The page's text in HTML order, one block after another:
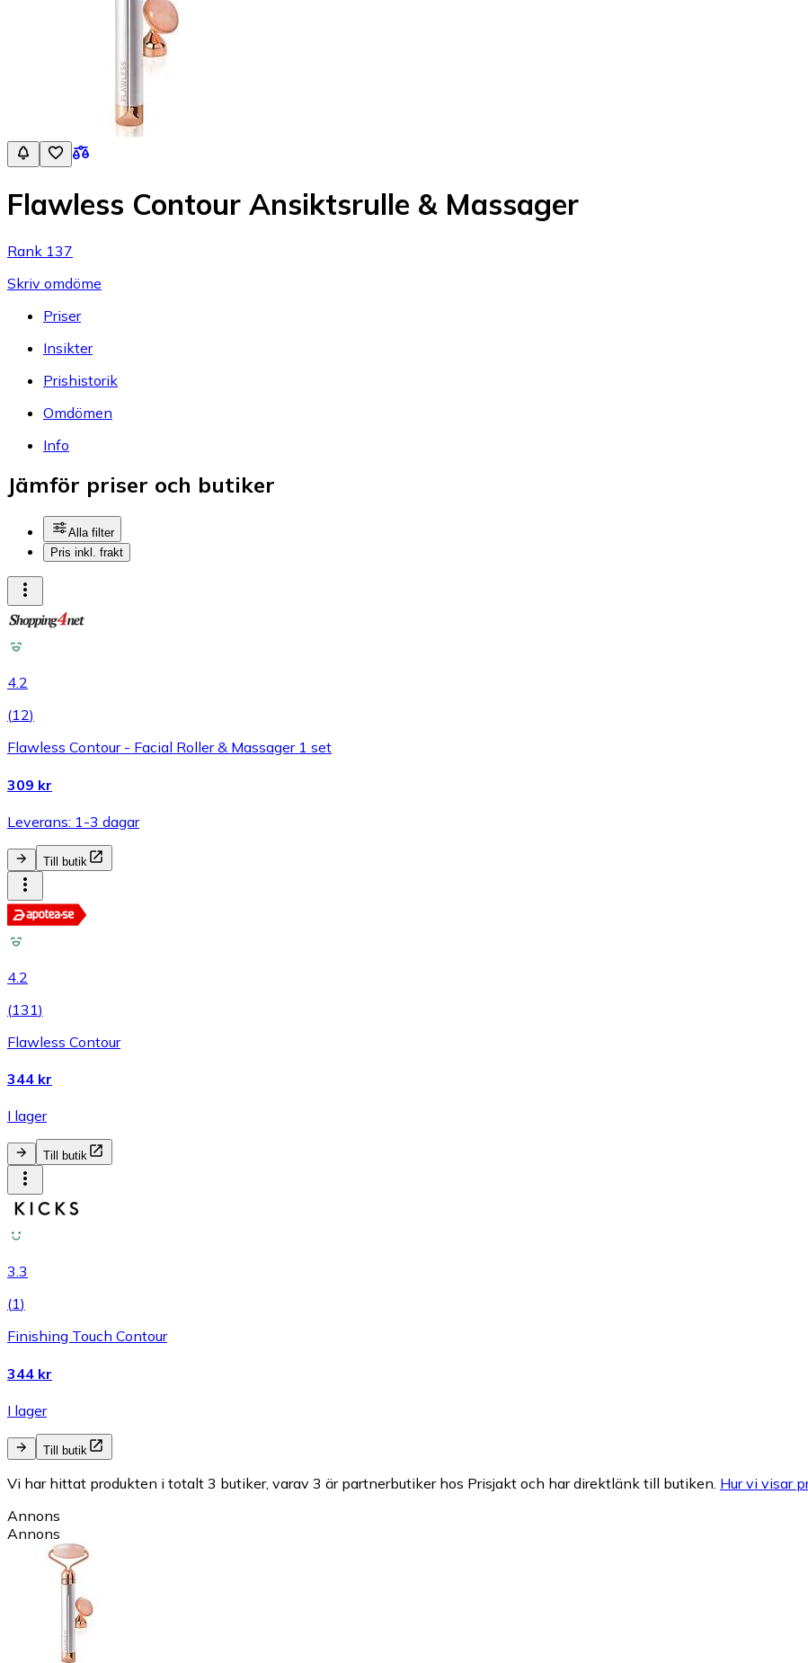
Flawless Contour Ansiktsrulle & Massager
Rank 137
Skriv omdöme
Priser
Insikter
Prishistorik
Omdömen
Info
Jämför priser och butiker
Alla filter
Pris inkl. frakt
4.2
(12)
Flawless Contour - Facial Roller & Massager 1 set
309 kr
Leverans: 1-3 dagar
Till butik
4.2
(131)
Flawless Contour
344 kr
I lager
Till butik
3.3
(1)
Finishing Touch Contour
344 kr
I lager
Till butik
Vi har hittat produkten i totalt 3 butiker, varav 3 är partnerbutiker hos Prisjakt och har direktlänk till butiken. Hur vi visar
Annons
Annons